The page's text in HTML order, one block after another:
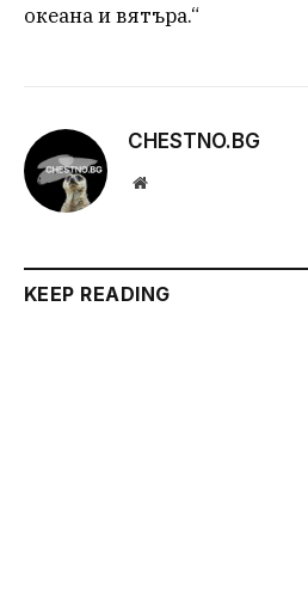
океана и вятъра.“
CHESTNO.BG
Website
KEEP READING